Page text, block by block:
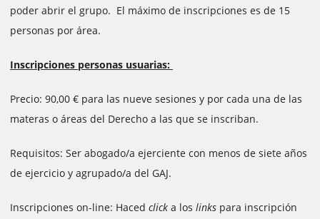
poder abrir el grupo. El máximo de inscripciones es de 15
personas por área.
Inscripciones personas usuarias:
Precio: 90,00 € para las nueve sesiones y por cada una de las
materas o áreas del Derecho a las que se inscriban.
Requisitos: Ser abogado/a ejerciente con menos de siete años
de ejercicio y agrupado/a del GAJ.
Inscripciones on-line: Haced click a los links para inscripción